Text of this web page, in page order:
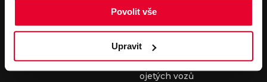
Povolit vše
Upravit
vozidel
Všeobecné obchodní
podmínky pro provádění
servisních prací
Všeobecné obchodní
podmínky při nákupu
ojetých vozů